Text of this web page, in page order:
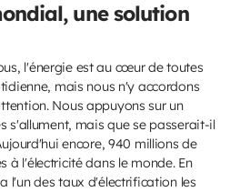
une solution
l'énergie est au cœur de toutes
mais nous n'y accordons
Nous appuyons sur un
s'allument, mais que se passerait-il
encore, 940 millions de
à l'électricité dans le monde. En
l'un des taux d'électrification les